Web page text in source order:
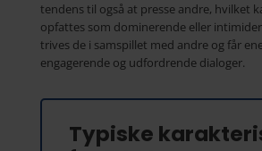
tendens til også at presse andre, hvilket
opfattes som dominerende eller
trives de i samspillet med andre og får
engagerende og udfordrende dialoger.
Typiske